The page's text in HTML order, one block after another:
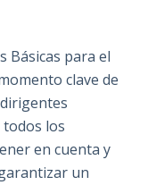
Básicas para el
clave de
todos los
en cuenta y
un